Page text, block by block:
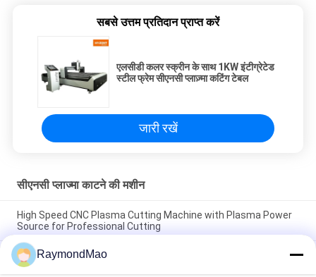
सबसे उत्तम प्रतिदान प्राप्त करें
एलसीडी कलर स्क्रीन के साथ 1KW इंटीग्रेटेड
स्टील फ्रेम सीएनसी प्लाज़्मा कटिंग टेबल
जारी रखें
सीएनसी प्लाज्मा काटने की मशीन
High Speed CNC Plasma Cutting Machine with Plasma Power
Source for Professional Cutting
Plasma Cutter with IP54 Protection Level, 0.5-50mm Cutting
Thickness
RaymondMao